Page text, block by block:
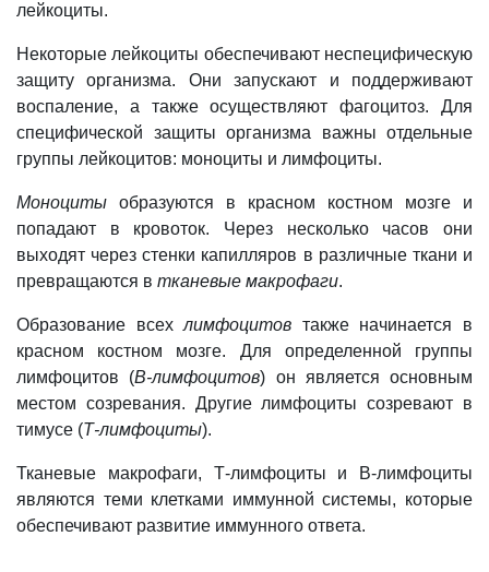
лейкоциты.
Некоторые лейкоциты обеспечивают неспецифическую
защиту организма. Они запускают и поддерживают
воспаление, а также осуществляют фагоцитоз. Для
специфической защиты организма важны отдельные
группы лейкоцитов: моноциты и лимфоциты.
Моноциты образуются в красном костном мозге и
попадают в кровоток. Через несколько часов они
выходят через стенки капилляров в различные ткани и
превращаются в тканевые макрофаги.
Образование всехлимфоцитов также начинается в
красном костном мозге. Для определенной группы
лимфоцитов (В-лимфоцитов) он является основным
местом созревания. Другие лимфоциты созревают в
тимусе (Т-лимфоциты).
Тканевые макрофаги, Т-лимфоциты и В-лимфоциты
являются теми клетками иммунной системы, которые
обеспечивают развитие иммунного ответа.